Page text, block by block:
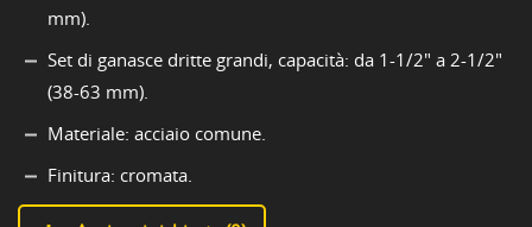
mm).
Set di ganasce dritte grandi, capacità: da 1-1/2" a 2-1/2"
(38-63 mm).
Materiale: acciaio comune.
Finitura: cromata.